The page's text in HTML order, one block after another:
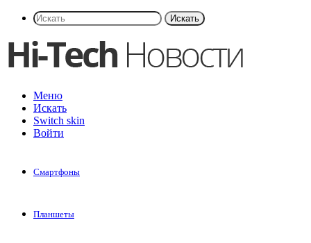
Искать
Меню
Искать
Switch skin
Войти
Смартфоны
Планшеты